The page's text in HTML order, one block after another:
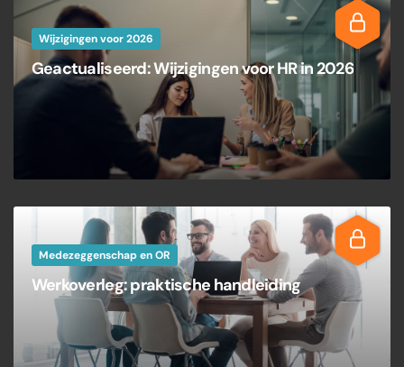
Wijzigingen voor 2026
Geactualiseerd: Wijzigingen voor HR in 2026
Medezeggenschap en OR
Werkoverleg: praktische handleiding